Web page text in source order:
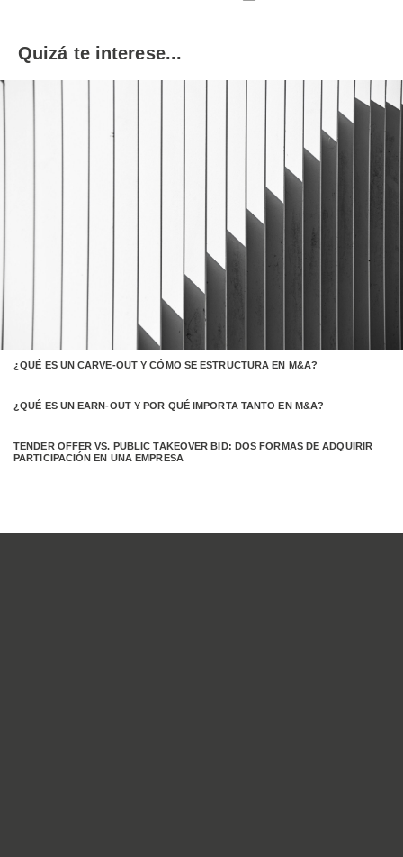
Quizá te interese...
¿QUÉ ES UN CARVE-OUT Y CÓMO SE ESTRUCTURA EN M&A?
¿QUÉ ES UN EARN-OUT Y POR QUÉ IMPORTA TANTO EN M&A?
TENDER OFFER VS. PUBLIC TAKEOVER BID: DOS FORMAS DE ADQUIRIR
PARTICIPACIÓN EN UNA EMPRESA